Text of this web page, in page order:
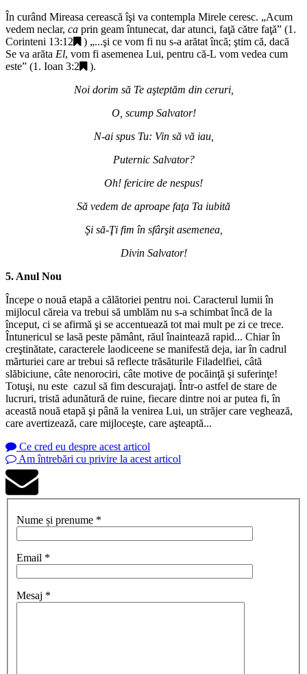
În curând Mireasa cerească îşi va contempla Mirele ceresc. „Acum
vedem neclar, ca prin geam întunecat, dar atunci, faţă către faţă” (1.
Corinteni 13:12
) „...şi ce vom fi nu s-a arătat încă; ştim că, dacă
Se va arăta El, vom fi asemenea Lui, pentru că-L vom vedea cum
este” (1. Ioan 3:2
).
Noi dorim să Te aşteptăm din ceruri,
O, scump Salvator!
N-ai spus Tu: Vin să vă iau,
Puternic Salvator?
Oh! fericire de nespus!
Să vedem de aproape faţa Ta iubită
Şi să-Ţi fim în sfârşit asemenea,
Divin Salvator!
5. Anul Nou
Începe o nouă etapă a călătoriei pentru noi. Caracterul lumii în
mijlocul căreia va trebui să umblăm nu s-a schimbat încă de la
început, ci se afirmă şi se accentuează tot mai mult pe zi ce trece.
Întunericul se lasă peste pământ, răul înaintează rapid... Chiar în
creştinătate, caracterele laodiceene se manifestă deja, iar în cadrul
mărturiei care ar trebui să reflecte trăsăturile Filadelfiei, câtă
slăbiciune, câte nenorociri, câte motive de pocăinţă şi suferinţe!
Totuşi, nu este cazul să fim descurajaţi. Într-o astfel de stare de
lucruri, tristă adunătură de ruine, fiecare dintre noi ar putea fi, în
această nouă etapă şi până la venirea Lui, un străjer care veghează,
care avertizează, care mijloceşte, care aşteaptă...
Ce cred eu despre acest articol
Am întrebări cu privire la acest articol
Nume și prenume *
Email *
Mesaj *